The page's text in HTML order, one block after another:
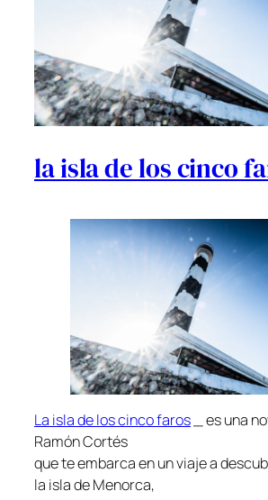
la isla de los cinco
La isla de los cinco faros _ es una
Ramón Cortés
que te embarca en un viaje a
la isla de Menorca,